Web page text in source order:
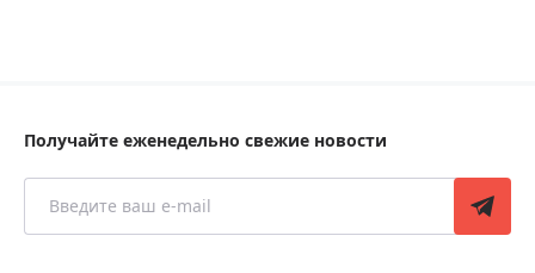
Получайте еженедельно свежие новости